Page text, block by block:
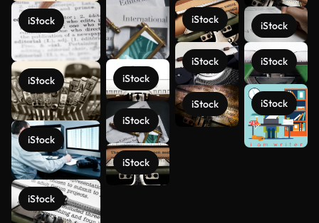
iStock
iStock
iStock
iStock
iStock
iStock
iStock
iStock
iStock
iStock
iStock
iStock
iStock